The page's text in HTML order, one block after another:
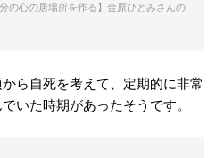
の心の居場所を作る】金原ひとみさんの
ら自死を考えて、定期的に非常
いた時期があったそうです。